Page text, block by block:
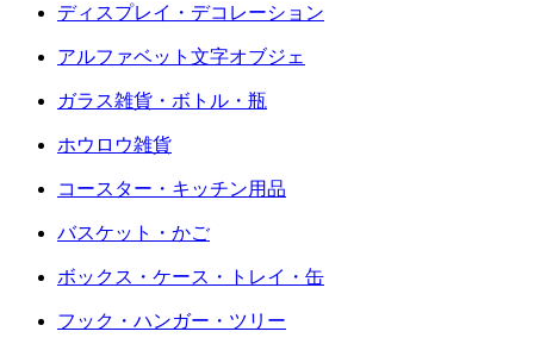
ディスプレイ・デコレーション
アルファベット文字オブジェ
ガラス雑貨・ボトル・瓶
ホウロウ雑貨
コースター・キッチン用品
バスケット・かご
ボックス・ケース・トレイ・缶
フック・ハンガー・ツリー